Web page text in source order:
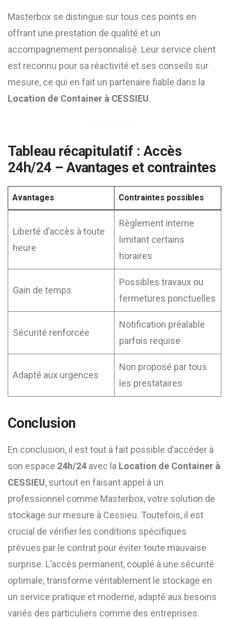
Masterbox se distingue sur tous ces points en
offrant une prestation de qualité et un
accompagnement personnalisé. Leur service client
est reconnu pour sa réactivité et ses conseils sur
mesure, ce qui en fait un partenaire fiable dans la
Location de Container à CESSIEU.
Tableau récapitulatif : Accès
24h/24 – Avantages et contraintes
Avantages Contraintes possibles
Liberté d’accès à toute
heure
Règlement interne
limitant certains
horaires
Gain de temps
Possibles travaux ou
fermetures ponctuelles
Sécurité renforcée
Notification préalable
parfois requise
Adapté aux urgences
Non proposé par tous
les prestataires
Conclusion
En conclusion, il est tout à fait possible d’accéder à
son espace 24h/24 avec la Location de Container à
CESSIEU, surtout en faisant appel à un
professionnel comme Masterbox, votre solution de
stockage sur mesure à Cessieu. Toutefois, il est
crucial de vérifier les conditions spécifiques
prévues par le contrat pour éviter toute mauvaise
surprise. L’accès permanent, couplé à une sécurité
optimale, transforme véritablement le stockage en
un service pratique et moderne, adapté aux besoins
variés des particuliers comme des entreprises.